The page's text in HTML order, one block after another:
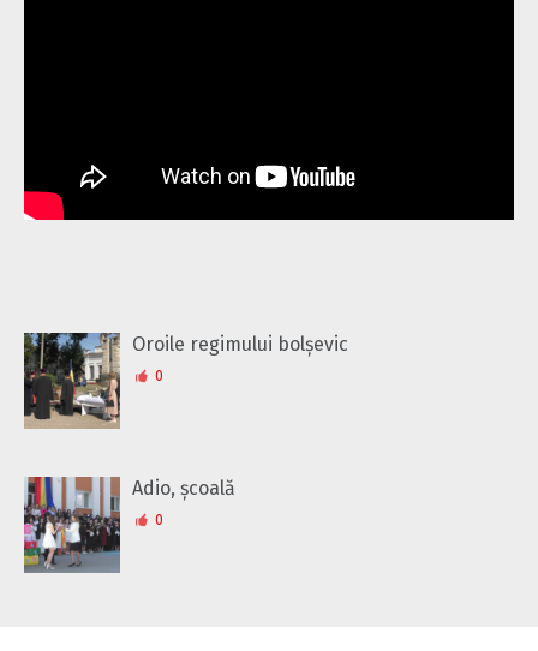
Oroile regimului bolșevic
0
Adio, școală
0